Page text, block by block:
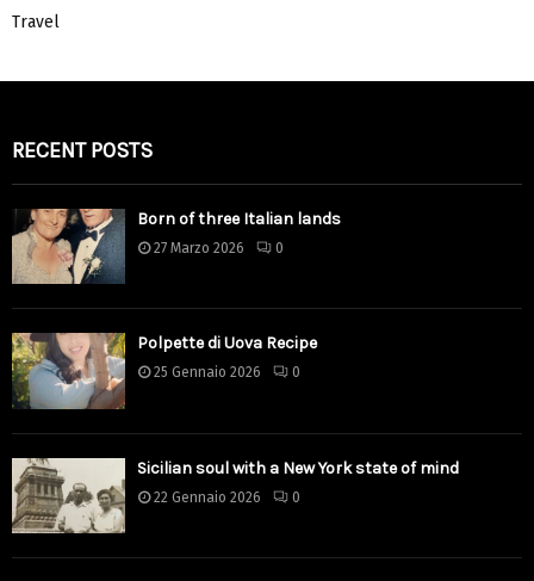
Travel
RECENT POSTS
Born of three Italian lands
27 Marzo 2026 0
Polpette di Uova Recipe
25 Gennaio 2026 0
Sicilian soul with a New York state of mind
22 Gennaio 2026 0